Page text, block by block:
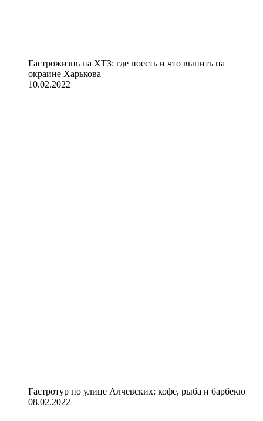
Гастрожизнь на ХТЗ: где поесть и что выпить на
окраине Харькова
10.02.2022
Гастротур по улице Алчевских: кофе, рыба и барбекю
08.02.2022